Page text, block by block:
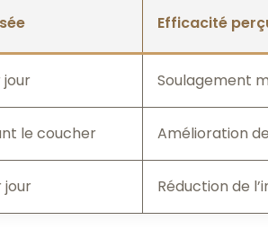
Efficacité
jour Soulagement
le coucher Amélioration
jour Réduction de